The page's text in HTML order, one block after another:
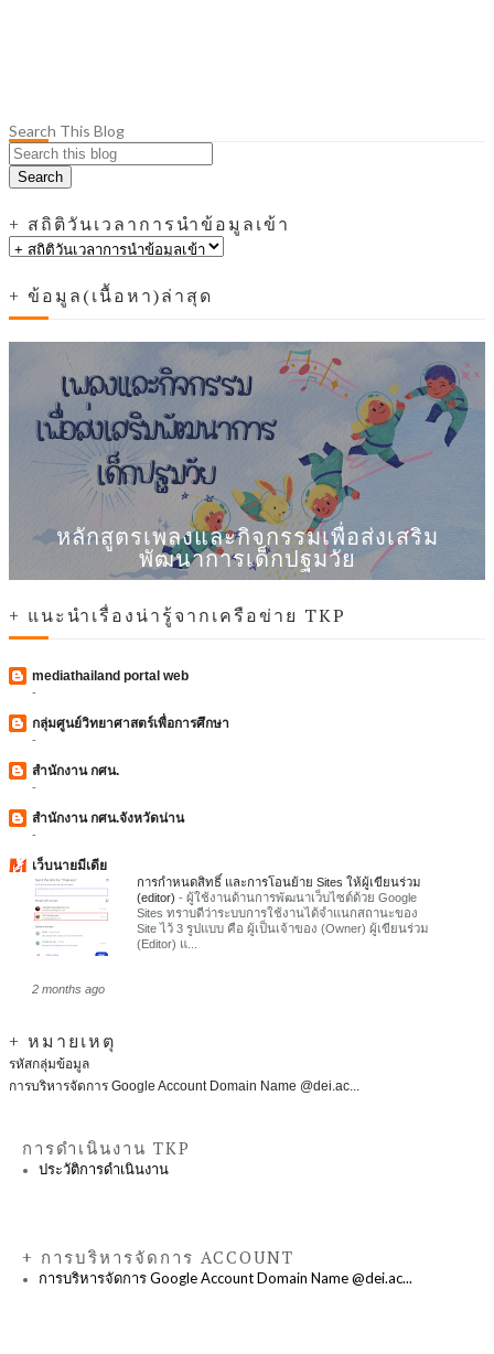
Search This Blog
+ สถิติวันเวลาการนำข้อมูลเข้า
+ ข้อมูล(เนื้อหา)ล่าสุด
หลักสูตรเพลงและกิจกรรมเพื่อส่งเสริม
พัฒนาการเด็กปฐมวัย
+ แนะนำเรื่องน่ารู้จากเครือข่าย TKP
mediathailand portal web
-
กลุ่มศูนย์วิทยาศาสตร์เพื่อการศึกษา
-
สำนักงาน กศน.
-
สำนักงาน กศน.จังหวัดน่าน
-
เว็บนายมีเดีย
การกำหนดสิทธิ์ และการโอนย้าย Sites ให้ผู้เขียนร่วม
(editor) - ผู้ใช้งานด้านการพัฒนาเว็บไซต์ด้วย Google
Sites ทราบดีว่าระบบการใช้งานได้จำแนกสถานะของ
Site ไว้ 3 รูปแบบ คือ ผู้เป็นเจ้าของ (Owner) ผู้เขียนร่วม
(Editor) แ...
2 months ago
+ หมายเหตุ
รหัสกลุ่มข้อมูล
การบริหารจัดการ Google Account Domain Name @dei.ac...
การดำเนินงาน TKP
ประวัติการดำเนินงาน
+ การบริหารจัดการ ACCOUNT
การบริหารจัดการ Google Account Domain Name @dei.ac...